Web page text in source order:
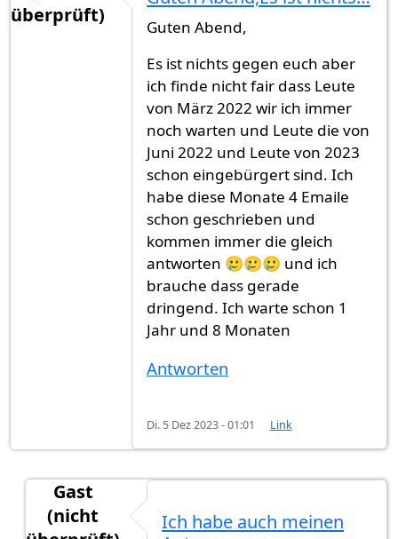
überprüft)
Guten Abend,
Es ist nichts gegen euch aber
ich finde nicht fair dass Leute
von März 2022 wir ich immer
noch warten und Leute die von
Juni 2022 und Leute von 2023
schon eingebürgert sind. Ich
habe diese Monate 4 Emaile
schon geschrieben und
kommen immer die gleich
antworten 🥲🥲🥲 und ich
brauche dass gerade
dringend. Ich warte schon 1
Jahr und 8 Monaten
Antworten
Di. 5 Dez 2023 - 01:01 Link
Gast
(nicht
Ich habe auch meinen